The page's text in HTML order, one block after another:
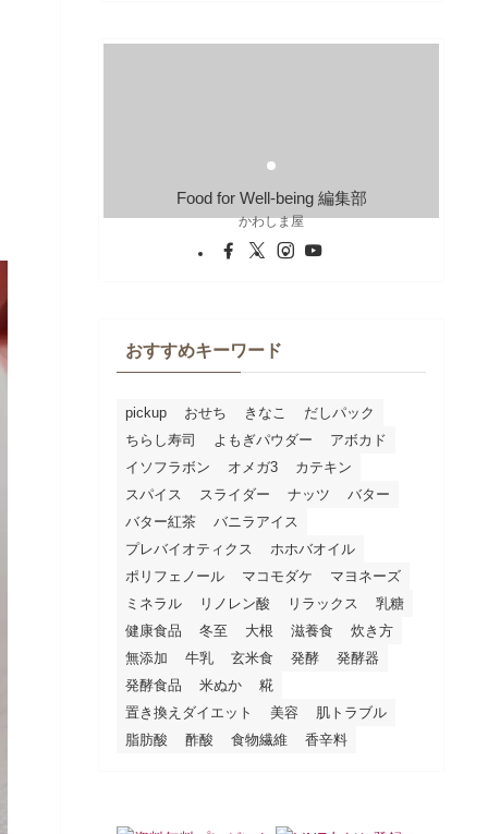
Food for Well-being 編集部
かわしま屋
おすすめキーワード
pickup おせち きなこ
だしパック
ちらし寿司
よもぎパウダー
アボカド
イソフラボン
オメガ3
カテキン
スパイス
スライダー ナッツ
バター
バター紅茶
バニラアイス
プレバイオティクス
ホホバオイル
ポリフェノール
マコモダケ
マヨネーズ
ミネラル
リノレン酸 リラックス
乳糖
健康食品
冬至 大根 滋養食
炊き方
無添加
牛乳 玄米食 発酵
発酵器
発酵食品
米ぬか
糀
置き換えダイエット
美容
肌トラブル
脂肪酸
酢酸 食物繊維 香辛料